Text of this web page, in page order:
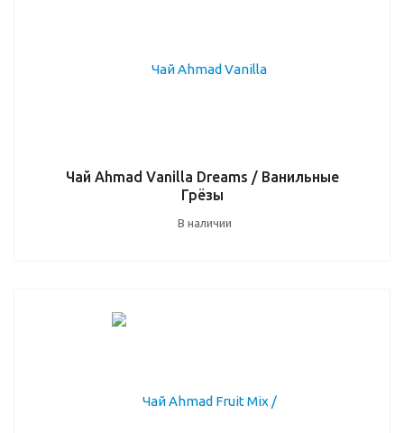
Чай Ahmad Vanilla Dreams / Ванильные
Грёзы
В наличии